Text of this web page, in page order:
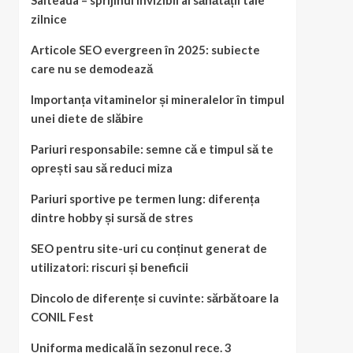
zilnice
Articole SEO evergreen în 2025: subiecte
care nu se demodează
Importanța vitaminelor și mineralelor în timpul
unei diete de slăbire
Pariuri responsabile: semne că e timpul să te
oprești sau să reduci miza
Pariuri sportive pe termen lung: diferența
dintre hobby și sursă de stres
SEO pentru site-uri cu conținut generat de
utilizatori: riscuri și beneficii
Dincolo de diferențe si cuvinte: sărbătoare la
CONIL Fest
Uniforma medicală în sezonul rece. 3